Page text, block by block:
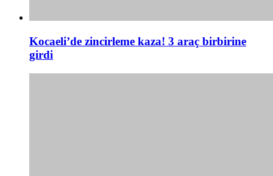
Kocaeli’de zincirleme kaza! 3 araç birbirine
girdi